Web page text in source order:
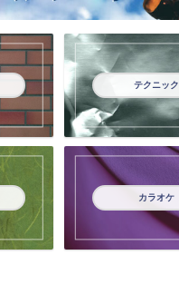
テクニック
カラオケ